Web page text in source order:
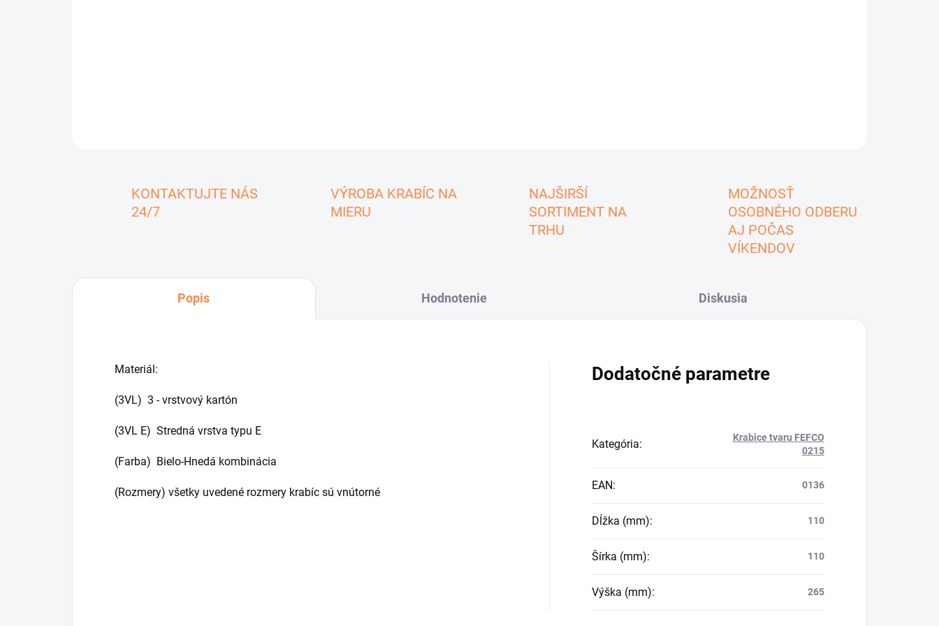
KONTAKTUJTE NÁS
24/7
VÝROBA KRABÍC NA
MIERU
NAJŠIRŠÍ
SORTIMENT NA
TRHU
MOŽNOSŤ
OSOBNÉHO ODBERU
AJ POČAS
VÍKENDOV
Popis Hodnotenie Diskusia
Materiál:
(3VL) 3 - vrstvový kartón
(3VL E) Stredná vrstva typu E
(Farba) Bielo-Hnedá kombinácia
(Rozmery) všetky uvedené rozmery krabíc sú vnútorné
Dodatočné parametre
Kategória:
Krabice tvaru FEFCO
0215
EAN: 0136
Dĺžka (mm): 110
Šírka (mm): 110
Výška (mm): 265